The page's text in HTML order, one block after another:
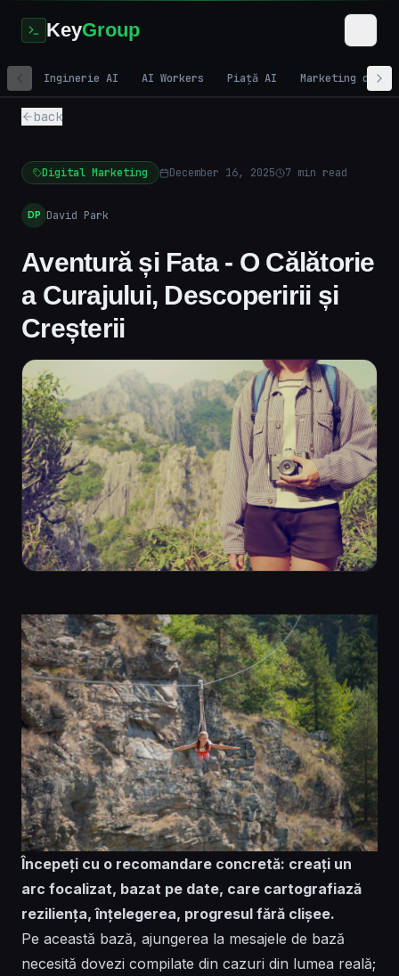
KeyGroup
Inginerie AI AI Workers Piață AI Marketing
back
Digital Marketing December 16, 2025 7 min read
DP David Park
Aventură și Fata - O Călătorie
a Curajului, Descoperirii și
Creșterii
Începeți cu o recomandare concretă: creați un
arc focalizat, bazat pe date, care cartografiază
reziliența, înțelegerea, progresul fără clișee.
Pe această bază, ajungerea la mesajele de bază
necesită dovezi compilate din cazuri din lumea reală;